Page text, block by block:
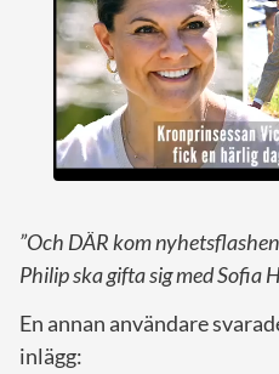
”Och DÄR kom
Philip ska gifta sig med Sofia
En annan användare
inlägg: